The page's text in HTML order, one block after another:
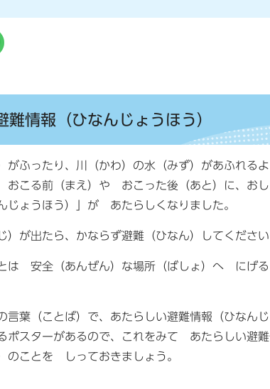
難情報（ひなんじょうほう）
がふったり、川（かわ）の水（みず）があふれ
おこる前（まえ）や おこった後（あと）に、お
じょうほう）」が あたらしくなりました。
）が出たら、かならず避難（ひなん）してくださ
安全（あんぜん）な場所（ばしょ）へ にげる
言葉（ことば）で、あたらしい避難情報（ひなん
ポスターがあるので、これをみて あたらしい避
のことを しっておきましょう。